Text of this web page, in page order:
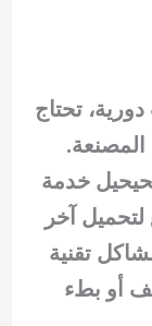
تحتاج
خدمة
آخر
تقنية
أو بطء